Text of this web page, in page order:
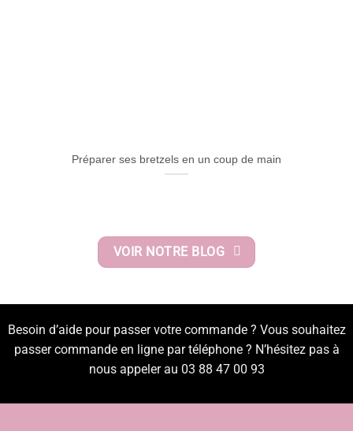
Préparer ses bretzels en un coup de main
VOIR NOTRE BLOG
Besoin d’aide pour passer votre commande ? Vous souhaitez
passer commande en ligne par téléphone ? N’hésitez pas à
nous appeler au 03 88 47 00 93